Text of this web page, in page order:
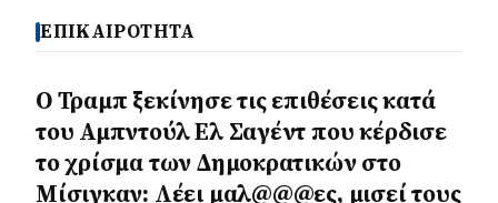
ΕΠΙΚΑΙΡΟΤΗΤΑ
O Τραμπ ξεκίνησε τις επιθέσεις κατά
του Αμπντούλ Ελ Σαγέντ που κέρδισε
το χρίσμα των Δημοκρατικών στο
Μίσιγκαν: Λέει μαλ@@@ες, μισεί τους